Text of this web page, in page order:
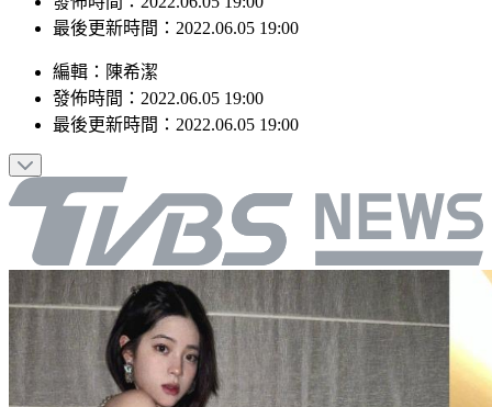
發佈時間：2022.06.05 19:00
最後更新時間：2022.06.05 19:00